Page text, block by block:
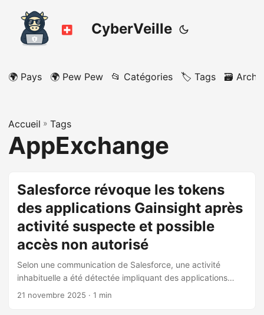
CyberVeille
🌍 Pays 🌍 Pew Pew 📂 Catégories 🏷️ Tags 🗃️
Accueil » Tags
AppExchange
Salesforce révoque les tokens
des applications Gainsight après
activité suspecte et possible
accès non autorisé
Selon une communication de Salesforce, une activité
inhabituelle a été détectée impliquant des applications
publiées par Gainsight et connectées à Salesforce.
21 novembre 2025 · 1 min